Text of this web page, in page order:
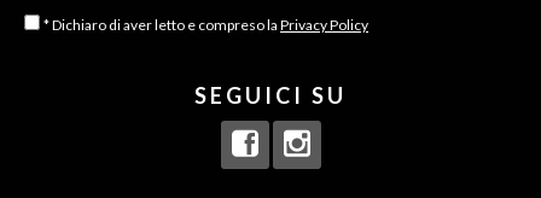
* Dichiaro di aver letto e compreso la Privacy Policy
SEGUICI SU